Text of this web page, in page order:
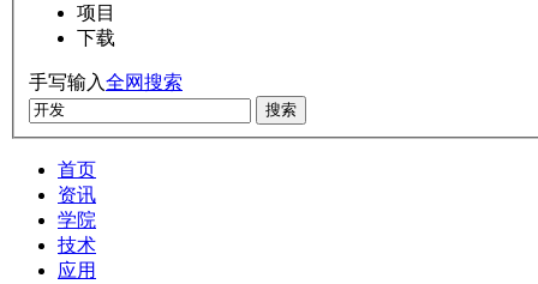
项目
下载
手写输入全网搜索
搜索
首页
资讯
学院
技术
应用